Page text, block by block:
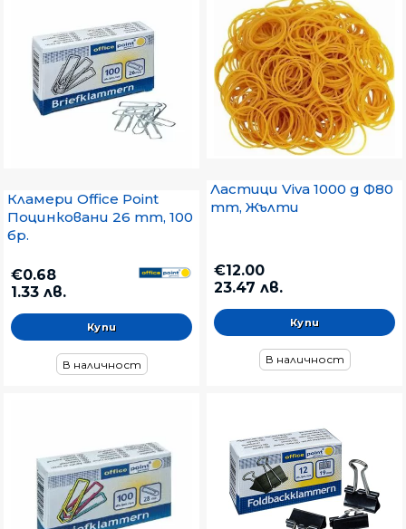
Кламери Office Point
Поцинковани 26 mm, 100
бр.
€0.68
1.33 лв.
В наличност
Ластици Viva 1000 g Ф80
mm, Жълти
€12.00
23.47 лв.
В наличност